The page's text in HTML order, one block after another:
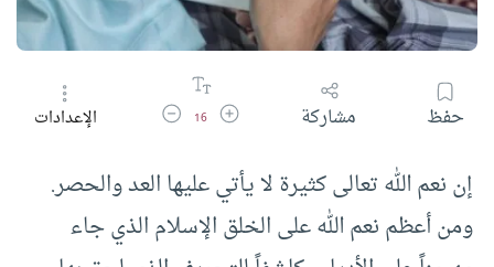
حفظ مشاركة زيادة حجم الخط
16 تقليل حجم الخطالإعدادات
إن نعم الله تعالى كثيرة لا يأتي عليها العد والحصر.
ومن أعظم نعم الله على الخلق الإسلام الذي جاء